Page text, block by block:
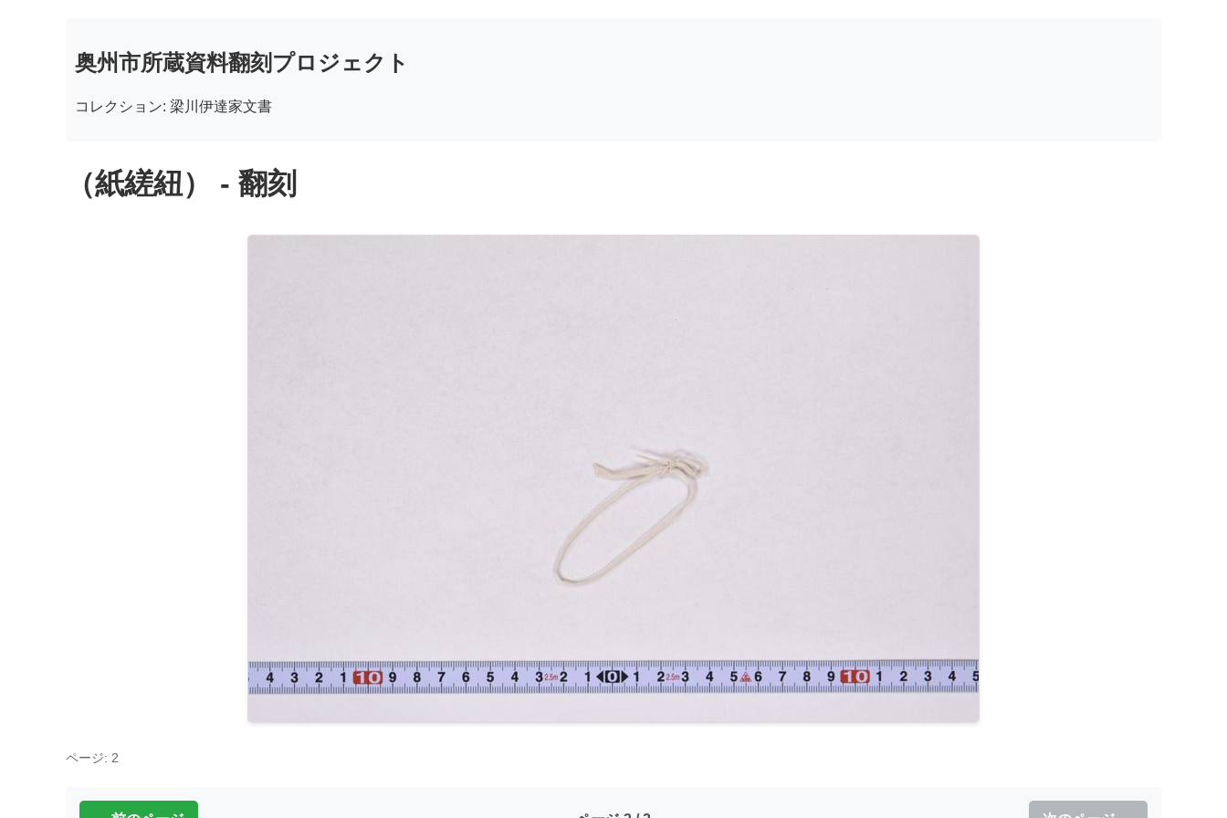
奥州市所蔵資料翻刻プロジェクト
コレクション: 梁川伊達家文書
（紙縒紐） - 翻刻
ページ: 2